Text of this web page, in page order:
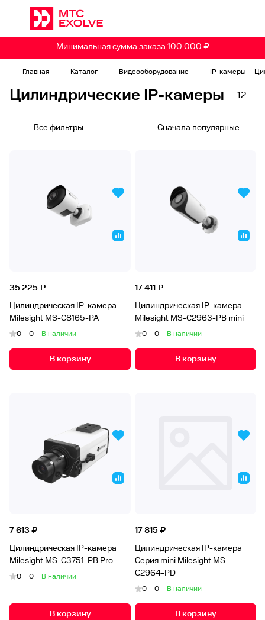
Минимальная сумма заказа 100 000 ₽
Главная Каталог Видеооборудование IP-камеры
Цилиндрические IP-камеры 12
Все фильтры Сначала популярные
35 225 ₽
Цилиндрическая IP-камера
Milesight MS-C8165-PA
0 0 В наличии
В корзину
17 411 ₽
Цилиндрическая IP-камера
Milesight MS-C2963-PB mini
0 0 В наличии
В корзину
7 613 ₽
Цилиндрическая IP-камера
Milesight MS-C3751-PB Pro
0 0 В наличии
В корзину
17 815 ₽
Цилиндрическая IP-камера
Серия mini Milesight MS-
C2964-PD
0 0 В наличии
В корзину